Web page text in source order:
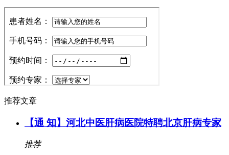
推荐文章
【通 知】河北中医肝病医院特聘北京肝病专家
推荐